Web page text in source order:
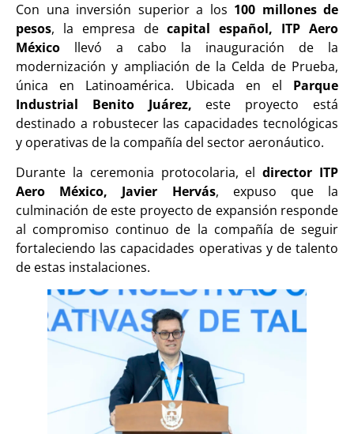
Con una inversión superior a los 100 millones de
pesos, la empresa decapital español, ITP Aero
México llevó a cabo la inauguración de la
modernización y ampliación de la Celda de Prueba,
única en Latinoamérica. Ubicada en el Parque
Industrial Benito Juárez, este proyecto está
destinado a robustecer las capacidades tecnológicas
y operativas de la compañía del sector aeronáutico.
Durante la ceremonia protocolaria, eldirector ITP
Aero México, Javier Hervás, expuso que la
culminación de este proyecto de expansión responde
al compromiso continuo de la compañía de seguir
fortaleciendo las capacidades operativas y de talento
de estas instalaciones.